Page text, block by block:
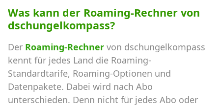
Was kann der Roaming-Rechner von
dschungelkompass?
Der Roaming-Rechner von dschungelkompass
kennt für jedes Land die Roaming-
Standardtarife, Roaming-Optionen und
Datenpakete. Dabei wird nach Abo
unterschieden. Denn nicht für jedes Abo oder